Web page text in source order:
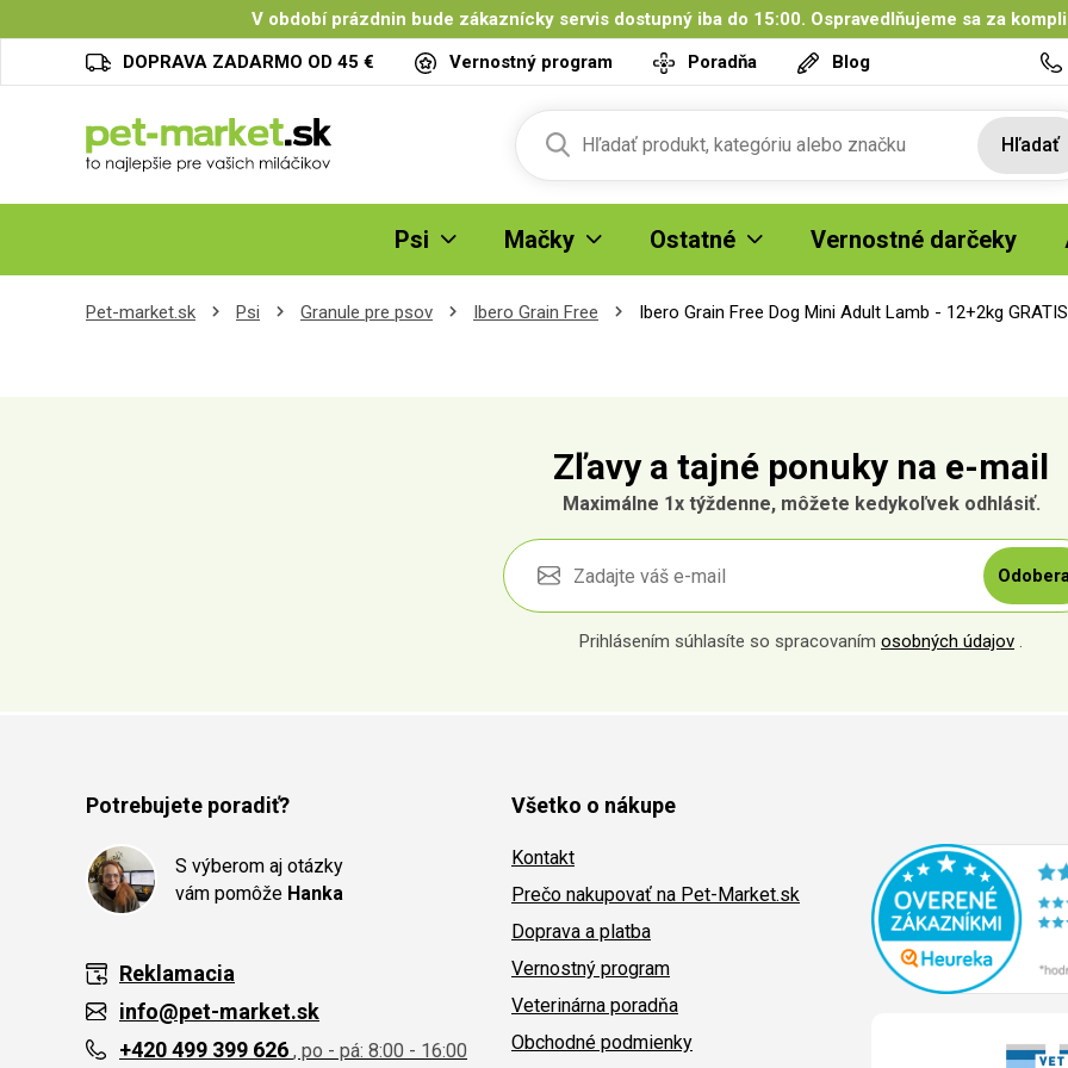
V období prázdnin bude zákaznícky servis dostupný iba do 15:00. Ospravedlňujeme sa za
DOPRAVA ZADARMO OD 45 €
Vernostný program Poradňa Blog
Hľadať
Psi Mačky Ostatné Vernostné darčeky
Pet-market.sk Psi Granule pre psov Ibero Grain Free Ibero Grain Free Dog Mini Adult Lamb - 12+2kg GRATIS
Zľavy a tajné ponuky na e-mail
Maximálne 1x týždenne, môžete kedykoľvek odhlásiť.
Prihlásením súhlasíte so spracovaním osobných údajov .
Potrebujete poradiť?
S výberom aj otázky
vám pomôže Hanka
Reklamacia
info@pet-market.sk
+420 499 399 626 , po - pá: 8:00 - 16:00
Všetko o nákupe
Kontakt
Prečo nakupovať na Pet-Market.sk
Doprava a platba
Vernostný program
Veterinárna poradňa
Obchodné podmienky